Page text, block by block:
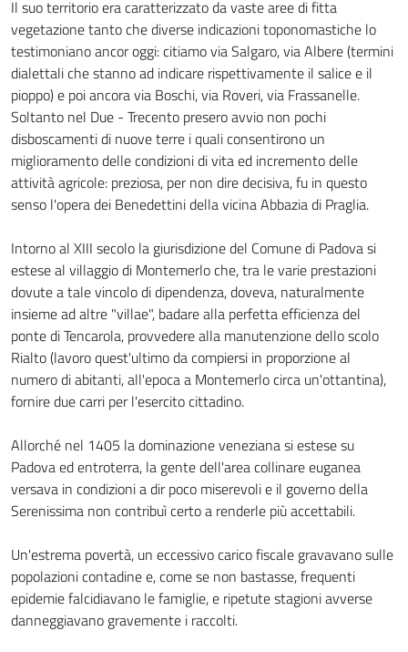
Il suo territorio era caratterizzato da vaste aree di fitta
vegetazione tanto che diverse indicazioni toponomastiche lo
testimoniano ancor oggi: citiamo via Salgaro, via Albere (termini
dialettali che stanno ad indicare rispettivamente il salice e il
pioppo) e poi ancora via Boschi, via Roveri, via Frassanelle.
Soltanto nel Due - Trecento presero avvio non pochi
disboscamenti di nuove terre i quali consentirono un
miglioramento delle condizioni di vita ed incremento delle
attività agricole: preziosa, per non dire decisiva, fu in questo
senso l'opera dei Benedettini della vicina Abbazia di Praglia.
Intorno al XIII secolo la giurisdizione del Comune di Padova si
estese al villaggio di Montemerlo che, tra le varie prestazioni
dovute a tale vincolo di dipendenza, doveva, naturalmente
insieme ad altre "villae", badare alla perfetta efficienza del
ponte di Tencarola, provvedere alla manutenzione dello scolo
Rialto (lavoro quest'ultimo da compiersi in proporzione al
numero di abitanti, all'epoca a Montemerlo circa un'ottantina),
fornire due carri per l'esercito cittadino.
Allorché nel 1405 la dominazione veneziana si estese su
Padova ed entroterra, la gente dell'area collinare euganea
versava in condizioni a dir poco miserevoli e il governo della
Serenissima non contribuì certo a renderle più accettabili.
Un'estrema povertà, un eccessivo carico fiscale gravavano sulle
popolazioni contadine e, come se non bastasse, frequenti
epidemie falcidiavano le famiglie, e ripetute stagioni avverse
danneggiavano gravemente i raccolti.